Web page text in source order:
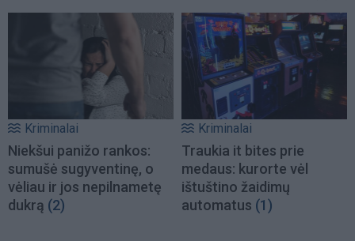
Kriminalai
Niekšui panižo rankos:
sumušė sugyventinę, o
vėliau ir jos nepilnametę
dukrą (2)
Kriminalai
Traukia it bites prie
medaus: kurorte vėl
ištuštino žaidimų
automatus (1)